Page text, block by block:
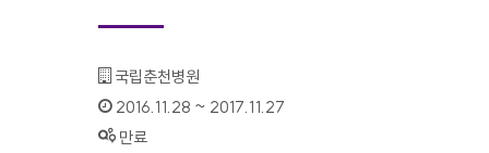
기관명 :
국립춘천병원
인증기간 :
2016.11.28 ~ 2017.11.27
상태 :
만료